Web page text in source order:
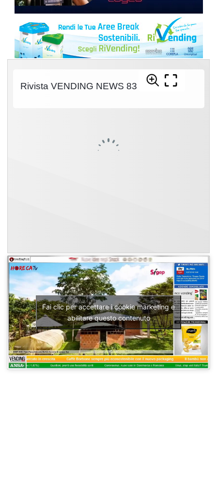
Fai clic per accettare i cookie marketing e
abilitare questo contenuto